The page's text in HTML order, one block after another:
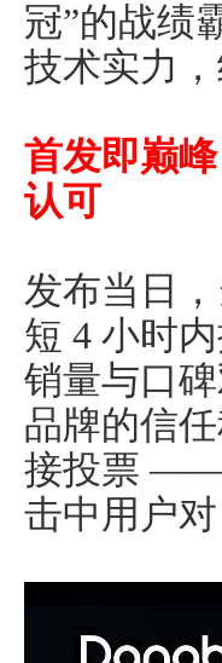
冠”的战绩
技术实力
首发即巅
认可
发布当日
短 4 小时
销量与口
品牌的信
接投票 ——
击中用户